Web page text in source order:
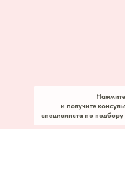
и получите
специалиста по подбору